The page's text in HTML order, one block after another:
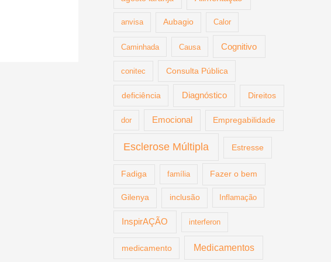
anvisa Aubagio Calor
Caminhada Causa Cognitivo
conitec Consulta Pública
deficiência Diagnóstico Direitos
dor Emocional Empregabilidade
Esclerose Múltipla Estresse
Fadiga família Fazer o bem
Gilenya inclusão Inflamação
InspirAÇÃO interferon
medicamento Medicamentos